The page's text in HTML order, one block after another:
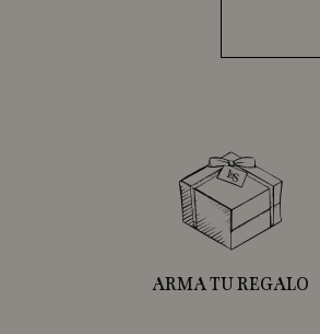
ARMA TU REGALO